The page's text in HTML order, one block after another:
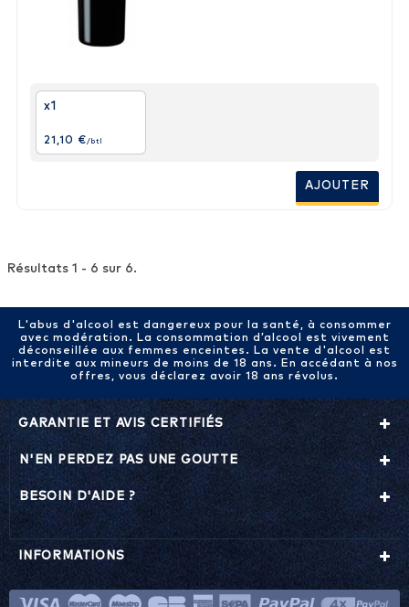
x1
21,10 € /btl
AJOUTER
Résultats 1 - 6 sur 6.
L'abus d'alcool est dangereux pour la santé, à consommer
avec modération. La consommation d’alcool est vivement
déconseillée aux femmes enceintes. La vente d'alcool est
interdite aux mineurs de moins de 18 ans. En accédant à nos
offres, vous déclarez avoir 18 ans révolus.
GARANTIE ET AVIS CERTIFIÉS
N'EN PERDEZ PAS UNE GOUTTE
BESOIN D'AIDE ?
INFORMATIONS